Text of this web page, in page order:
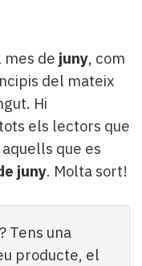
de juny, com
del mateix
Hi
els lectors que
que es
juny. Molta sort!
Tens una
producte, el